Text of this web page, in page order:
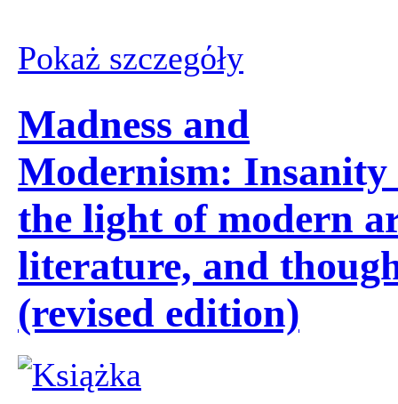
Pokaż szczegόły
Madness and
Modernism:
the light of modern
literature, and
(revised edition)